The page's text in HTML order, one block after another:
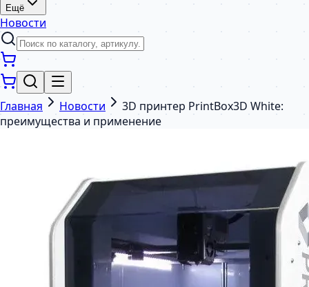
Ещё
Новости
Главная Новости
3D принтер PrintBox3D White:
преимущества и применение